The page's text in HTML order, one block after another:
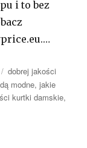
i to bez
Tagi
dobrej jakości
modne,jakie
kurtki damskie,